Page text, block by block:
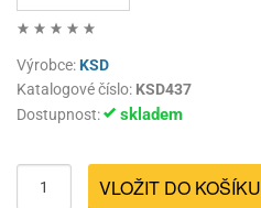
Výrobce:KSD
Katalogové číslo: KSD437
Dostupnost:
skladem
VLOŽIT DO KOŠÍKU